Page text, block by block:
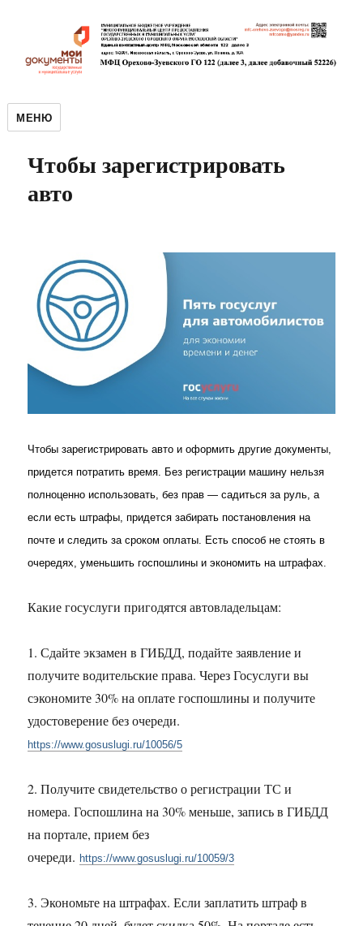
МЕНЮ
Чтобы зарегистрировать
авто
Чтобы зарегистрировать авто и оформить другие документы,
придется потратить время. Без регистрации машину нельзя
полноценно использовать, без прав — садиться за руль, а
если есть штрафы, придется забирать постановления на
почте и следить за сроком оплаты. Есть способ не стоять в
очередях, уменьшить госпошлины и экономить на штрафах.
Какие госуслуги пригодятся автовладельцам:
1. Сдайте экзамен в ГИБДД, подайте заявление и
получите водительские права. Через Госуслуги вы
сэкономите 30% на оплате госпошлины и получите
удостоверение без очереди.
https://www.gosuslugi.ru/10056/5
2. Получите свидетельство о регистрации ТС и
номера. Госпошлина на 30% меньше, запись в ГИБДД
на портале, прием без
очереди. https://www.gosuslugi.ru/10059/3
3. Экономьте на штрафах. Если заплатить штраф в